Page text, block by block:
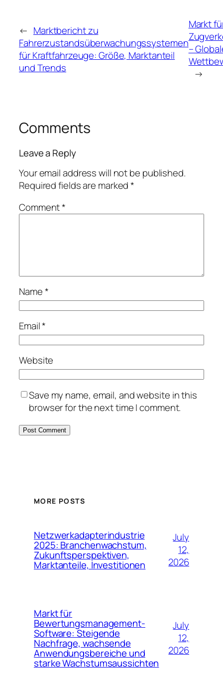
← Marktbericht zu
Fahrerzustandsüberwachungssystemen
für Kraftfahrzeuge: Größe, Marktanteil
und Trends
Markt
–
→
Comments
Leave a Reply
Your email address will not be published.
Required fields are marked*
Comment*
Name*
Email*
Website
Save my name, email, and website in this
browser for the next time I comment.
MORE POSTS
Netzwerkadapterindustrie
2025: Branchenwachstum,
Zukunftsperspektiven,
Marktanteile, Investitionen
July
12,
2026
Markt für
Bewertungsmanagement-
Software: Steigende
Nachfrage, wachsende
Anwendungsbereiche und
starke Wachstumsaussichten
July
12,
2026